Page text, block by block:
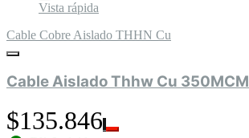
Vista rápida
Cable Cobre Aislado THHN Cu
Cable Aislado Thhw Cu 350MCM
$135.846